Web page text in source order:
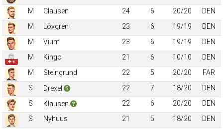
M
Clausen 24 6 20/20
DEN
M
Lövgren 23 6 19/19
DEN
M
Vium 23 6 19/19 DEN
✚ 9
M Kingo 21 6 10/10
DEN
M
Steingrund 22 5 20/20
FAR
S
Drexel 22 7 18/20
DEN
S
Klausen 22 6 20/20
DEN
S
Nyhuus 21 5 18/20
DEN